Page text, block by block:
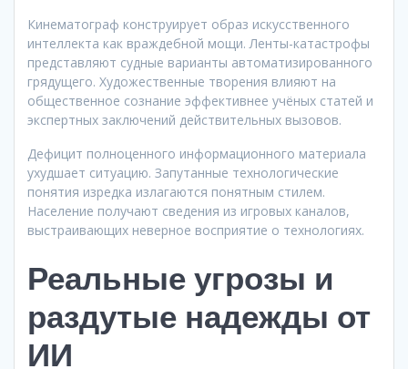
Кинематограф конструирует образ искусственного
интеллекта как враждебной мощи. Ленты-катастрофы
представляют судные варианты автоматизированного
грядущего. Художественные творения влияют на
общественное сознание эффективнее учёных статей и
экспертных заключений действительных вызовов.
Дефицит полноценного информационного материала
ухудшает ситуацию. Запутанные технологические
понятия изредка излагаются понятным стилем.
Население получают сведения из игровых каналов,
выстраивающих неверное восприятие о технологиях.
Реальные угрозы и
раздутые надежды от
ИИ